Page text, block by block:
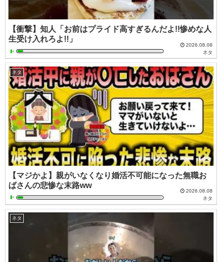
【衝撃】知人「お前はプライド高すぎるんだよ!!惨めな人
生受け入れろよ!!」
2026.08.08
ネタ
ネタ
【マジかよ】親がいなくなり婚活不可能になった無職お
ばさんの悲惨な末路ww
2026.08.08
ネタ
ネタ